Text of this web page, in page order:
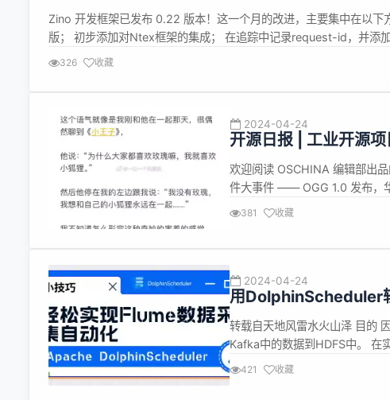
Zino 开发框架已发布 0.22 版本！这一个月的改进，主要集中在以
版； 初步添加对Ntex框架的集成； 在追踪中记录request-id，并
feature，优化编译时间。
326 收藏
2024-04-24
开源日报 | 工业开源
吗；苹果AI遥遥落后
欢迎阅读 OSCHINA 编辑部出
件大事件 —— OGG 1.0 发布，
化工业软件联盟 (英文译名为
381 收藏
2024-04-24
用DolphinScheduler
转载自天地风雷水火山泽 目的
Kafka中的数据到HDFS中。 在
因为项目的Flume任务很多，
421 收藏